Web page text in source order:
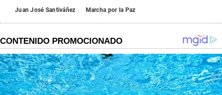
Juan José Santiváñez Marcha por la Paz